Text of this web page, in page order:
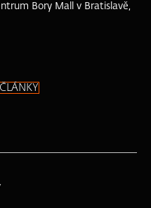
Bory Mall v Bratislavě,